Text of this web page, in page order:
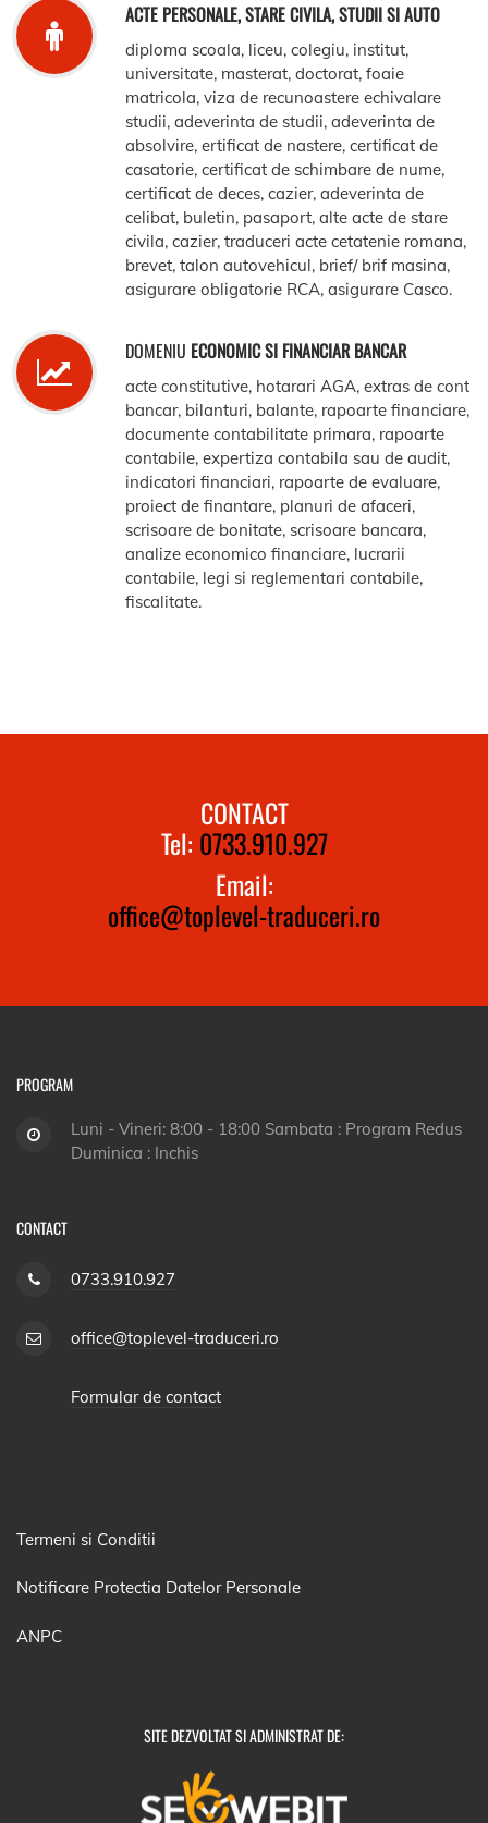
ACTE PERSONALE, STARE CIVILA, STUDII SI AUTO
diploma scoala, liceu, colegiu, institut,
universitate, masterat, doctorat, foaie
matricola, viza de recunoastere echivalare
studii, adeverinta de studii, adeverinta de
absolvire, ertificat de nastere, certificat de
casatorie, certificat de schimbare de nume,
certificat de deces, cazier, adeverinta de
celibat, buletin, pasaport, alte acte de stare
civila, cazier, traduceri acte cetatenie romana,
brevet, talon autovehicul, brief/ brif masina,
asigurare obligatorie RCA, asigurare Casco.
DOMENIU ECONOMIC SI FINANCIAR BANCAR
acte constitutive, hotarari AGA, extras de cont
bancar, bilanturi, balante, rapoarte financiare,
documente contabilitate primara, rapoarte
contabile, expertiza contabila sau de audit,
indicatori financiari, rapoarte de evaluare,
proiect de finantare, planuri de afaceri,
scrisoare de bonitate, scrisoare bancara,
analize economico financiare, lucrarii
contabile, legi si reglementari contabile,
fiscalitate.
CONTACT
Tel: 0733.910.927
Email:
office@toplevel-traduceri.ro
PROGRAM
Luni - Vineri: 8:00 - 18:00 Sambata : Program Redus
Duminica : Inchis
CONTACT
0733.910.927
office@toplevel-traduceri.ro
Formular de contact
Termeni si Conditii
Notificare Protectia Datelor Personale
ANPC
SITE DEZVOLTAT SI ADMINISTRAT DE: